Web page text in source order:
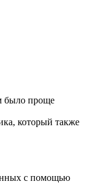
было проще
который также
с помощью